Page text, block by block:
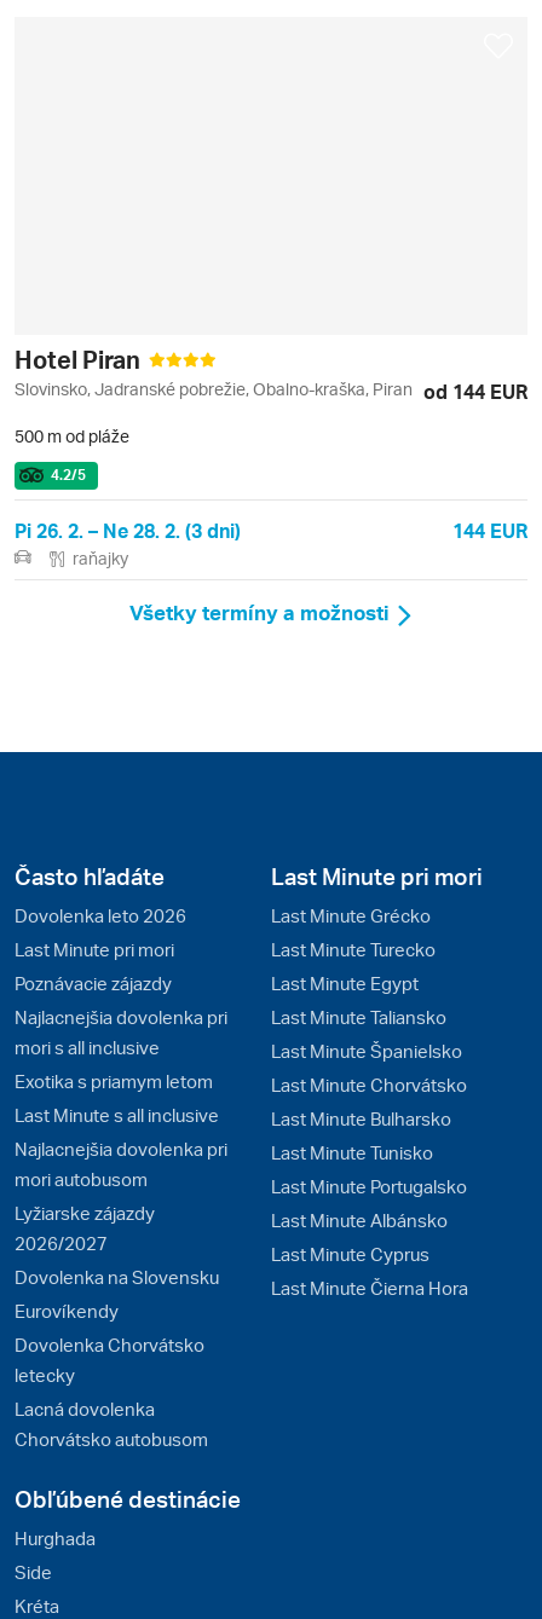
Hotel Piran
Slovinsko, Jadranské pobrežie, Obalno-kraška, Piran od 144 EUR
500 m od pláže
4.2/5
Pi 26. 2. – Ne 28. 2. (3 dni) 144 EUR
raňajky
Všetky termíny a možnosti
Často hľadáte
Dovolenka leto 2026
Last Minute pri mori
Poznávacie zájazdy
Najlacnejšia dovolenka pri
mori s all inclusive
Exotika s priamym letom
Last Minute s all inclusive
Najlacnejšia dovolenka pri
mori autobusom
Lyžiarske zájazdy
2026/2027
Dovolenka na Slovensku
Eurovíkendy
Dovolenka Chorvátsko
letecky
Lacná dovolenka
Chorvátsko autobusom
Last Minute pri mori
Last Minute Grécko
Last Minute Turecko
Last Minute Egypt
Last Minute Taliansko
Last Minute Španielsko
Last Minute Chorvátsko
Last Minute Bulharsko
Last Minute Tunisko
Last Minute Portugalsko
Last Minute Albánsko
Last Minute Cyprus
Last Minute Čierna Hora
Obľúbené destinácie
Hurghada
Side
Kréta